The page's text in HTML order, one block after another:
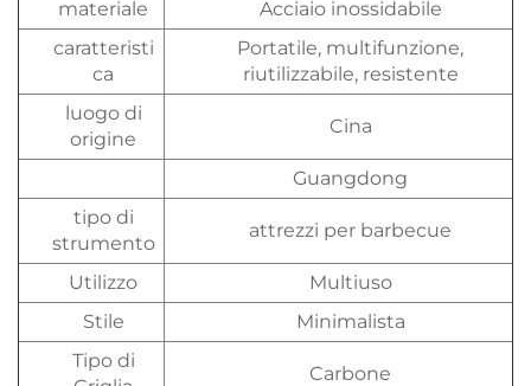
materiale
Acciaio inossidabile
caratteristi
ca
Portatile, multifunzione,
riutilizzabile, resistente
luogo di
origine
Cina
Guangdong
tipo di
strumento
attrezzi per barbecue
Utilizzo
Multiuso
Stile
Minimalista
Tipo di
Carbone